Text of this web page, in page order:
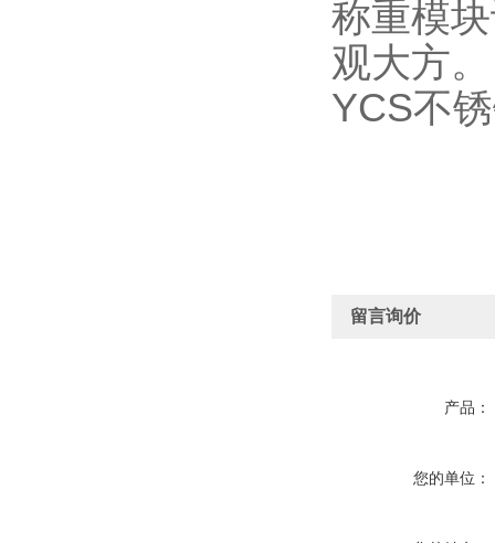
称重模
观大方。
YCS不
留言询价
产品：
您的单位：